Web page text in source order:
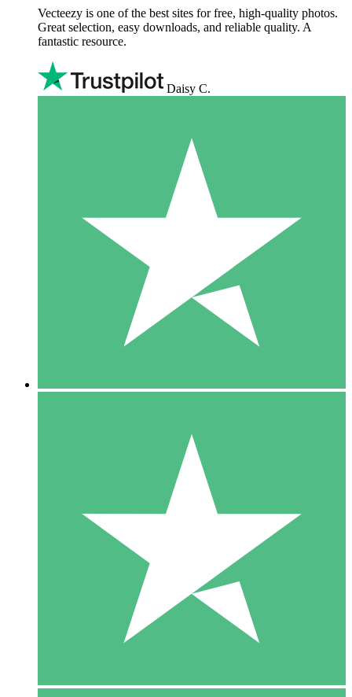
Vecteezy is one of the best sites for free, high‑quality photos.
Great selection, easy downloads, and reliable quality. A
fantastic resource.
Daisy C.